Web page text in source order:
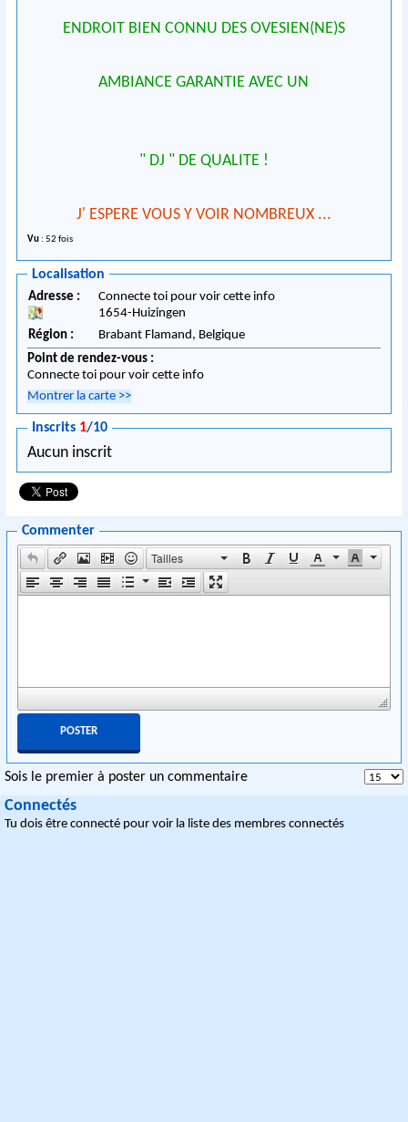
ENDROIT BIEN CONNU DES OVESIEN(NE)S
AMBIANCE GARANTIE AVEC UN
" DJ " DE QUALITE !
J' ESPERE VOUS Y VOIR NOMBREUX ...
Vu : 52 fois
Localisation
Adresse :
Connecte toi pour voir cette info
1654-Huizingen
Région :
Brabant Flamand, Belgique
Point de rendez-vous :
Connecte toi pour voir cette info
Montrer la carte >>
Inscrits 1/10
Aucun inscrit
Commenter
Tailles
Sois le premier à poster un commentaire
Connectés
Tu dois être connecté pour voir la liste des membres connectés